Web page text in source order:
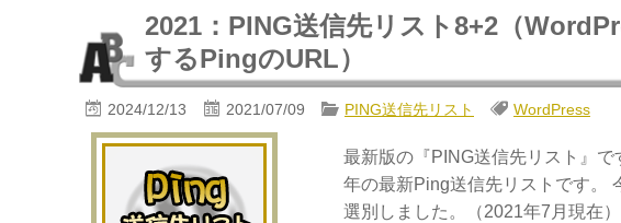
2021：PING送信先リスト8+2（
するPingのURL）
2024/12/13 2021/07/09 PING送信先リスト WordPress
最新版の『PING送信先リスト』
年の最新Ping送信先リストです。
選別しました。（2021年7月現在